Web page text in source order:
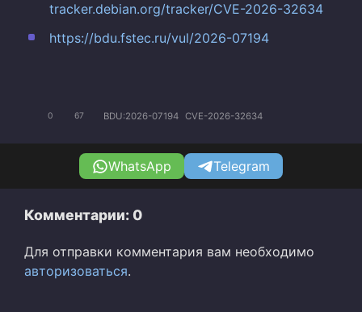
tracker.debian.org/tracker/CVE-2026-32634
https://bdu.fstec.ru/vul/2026-07194
0 67 BDU:2026-07194 CVE-2026-32634
WhatsApp Telegram
Комментарии: 0
Для отправки комментария вам необходимо
авторизоваться.